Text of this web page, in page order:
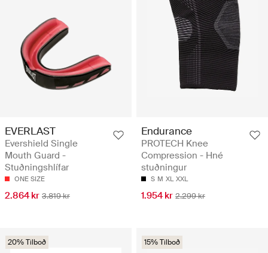
EVERLAST
Evershield Single
Mouth Guard -
Stuðningshlífar
ONE SIZE
2.864 kr 3.819 kr
Endurance
PROTECH Knee
Compression - Hné
stuðningur
S M XL XXL
1.954 kr 2.299 kr
20% Tilboð 15% Tilboð